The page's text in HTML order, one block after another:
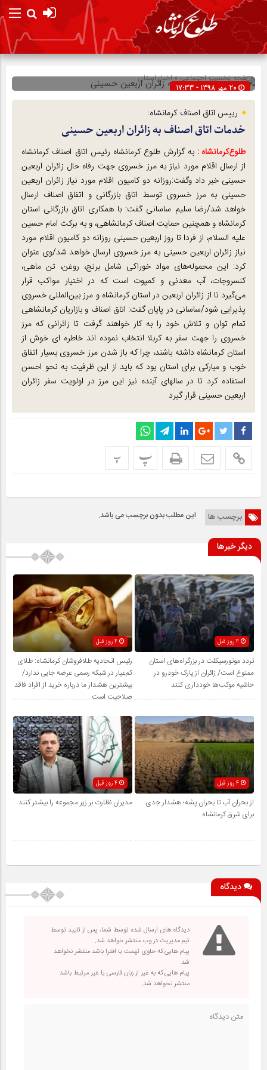
صفحه نخستاجتماعی»اخبار استان
20 مهر 1398 - 17:33
رییس اتاق اصناف کرمانشاه:
خدمات اتاق اصناف به زائران اربعین حسینی
طلوع‌‌کرمانشاه : به گزارش طلوع کرمانشاه رئیس اتاق اصناف کرمانشاه
از ارسال اقلام مورد نیاز به مرز خسروی جهت رفاه حال زائران اربعین
حسینی خبر داد وگفت:روزانه دو کامیون اقلام مورد نیاز زائران اربعین
حسینی به مرز خسروی توسط اتاق بازرگانی و اتفاق اصناف ارسال
خواهد شد/رضا سلیم ساسانی گفت: با همکاری اتاق بازرگانی استان
کرمانشاه و همچنین حمایت اصناف کرمانشاهی، و به برکت امام حسین
علیه السلام، از فردا تا روز اربعین حسینی روزانه دو کامیون اقلام مورد
نیاز زائران اربعین حسینی به مرز خسروی ارسال خواهد شد/وی عنوان
کرد: این محموله‌های مواد خوراکی شامل برنج، روغن، تن ماهی،
کنسروجات، آب معدنی و کمپوت است که در اختیار مواکب قرار
می‌گیرد تا از زائران اربعین در استان کرمانشاه و مرز بین‌المللی خسروی
پذیرایی شود/ساسانی در پایان گفت: اتاق اصناف و بازاریان کرمانشاهی
تمام توان و تلاش خود را به کار خواهند گرفت تا زائرانی که مرز
خسروی را جهت سفر به کربلا انتخاب نموده اند خاطره ای خوش از
استان کرمانشاه داشته باشند، چرا که باز شدن مرز خسروی بسیار اتفاق
خوب و مبارکی برای استان بود که باید از این ظرفیت به نحو احسن
استفاده کرد تا در سالهای آینده نیز این مرز در اولویت سفر زائران
اربعین حسینی قرار گیرد
پ پ
برچسب ها این مطلب بدون برچسب می باشد.
دیگر خبرها
4 روز قبل
تردد موتورسیکلت در بزرگراه‌های استان
ممنوع است/ زائران از پارک خودرو در
حاشیه موکب‌ها خودداری کنند
رئیس اتحادیه طلافروشان کرمانشاه: طلای
کم‌عیار در شبکه رسمی عرضه جایی ندارد/
بیشترین هشدار ما درباره خرید از افراد فاقد
صلاحیت است
4 روز قبل
از بحران آب تا بحران پشه؛ هشدار جدی
برای شرق کرمانشاه
مدیران نظارت بر زیر مجموعه را بیشتر کنند
دیدگاه
دیدگاه های ارسال شده توسط شما، پس از تایید توسط
تیم مدیریت در وب منتشر خواهد شد.
پیام هایی که حاوی تهمت یا افترا باشد منتشر نخواهد
شد.
پیام هایی که به غیر از زبان فارسی یا غیر مرتبط باشد
منتشر نخواهد شد.